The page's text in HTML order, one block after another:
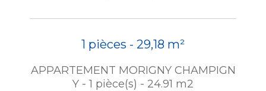
1 pièces - 29,18 m²
APPARTEMENT MORIGNY CHAMPIGN
Y - 1 pièce(s) - 24.91 m2